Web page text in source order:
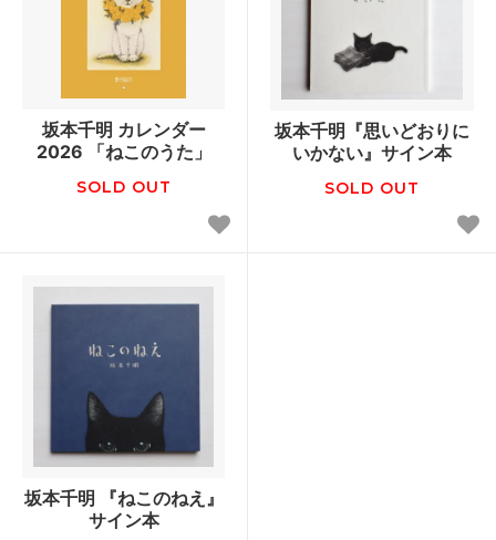
坂本千明 カレンダー
2026 「ねこのうた」
SOLD OUT
坂本千明『思いどおりに
いかない』サイン本
SOLD OUT
坂本千明 『ねこのねえ』
サイン本